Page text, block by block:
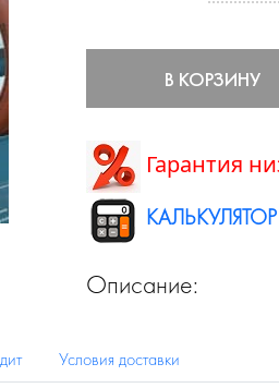
В КОРЗИНУ
Гарантия
Описание:
Условия доставки